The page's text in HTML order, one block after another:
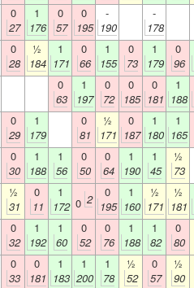
0
27
1
176
0
57
0
195
-
190
-
178
0
28
½
184
1
171
0
66
1
155
0
73
1
179
0
96
0
63
1
197
0
72
0
185
0
181
1
188
0
29
1
179
0
81
½
171
0
187
1
180
1
165
0
30
1
188
1
56
0
50
0
64
1
190
1
45
½
73
½
31
0
11
1
172 0 2
0
195
1
160
½
171
½
181
0
32
1
192
1
60
0
52
0
76
1
188
1
82
0
80
0
33
0
181
1
183
1
200
1
78
½
52
0
57
½
90